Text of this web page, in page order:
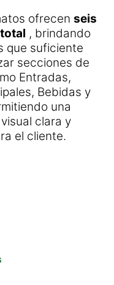
ofrecen seis
, brindando
que suficiente
secciones de
Entradas,
Bebidas y
una
clara y
el cliente.